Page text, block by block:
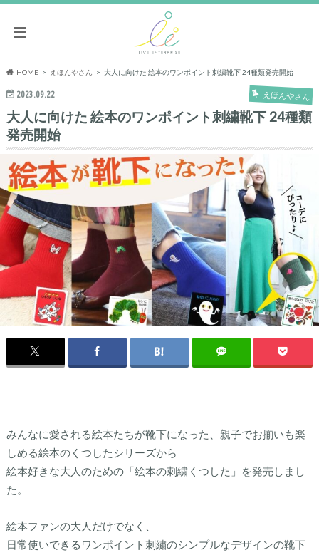
HOME えほんやさん 大人に向けた 絵本のワンポイント刺繍靴下 24種類発売開始
2023.09.22 えほんやさん
大人に向けた 絵本のワンポイント刺繍靴下 24種類
発売開始
みんなに愛される絵本たちが靴下になった、親子でお揃いも楽
しめる絵本のくつしたシリーズから
絵本好きな大人のための「絵本の刺繍くつした」を発売しまし
た。
絵本ファンの大人だけでなく、
日常使いできるワンポイント刺繍のシンプルなデザインの靴下